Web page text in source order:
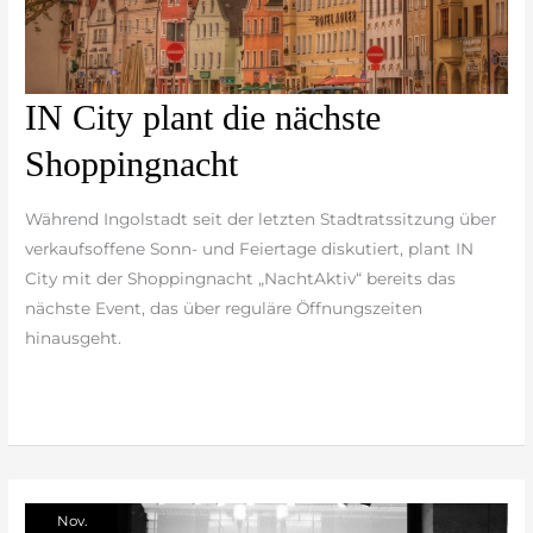
IN City plant die nächste
Shoppingnacht
Während Ingolstadt seit der letzten Stadtratssitzung über
verkaufsoffene Sonn- und Feiertage diskutiert, plant IN
City mit der Shoppingnacht „NachtAktiv“ bereits das
nächste Event, das über reguläre Öffnungszeiten
hinausgeht.
IN
plant
nächste
Shoppingnacht
Nov.